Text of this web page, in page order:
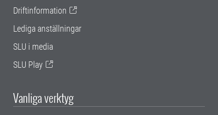
Driftinformation
Lediga anställningar
SLU i media
SLU Play
Vanliga verktyg